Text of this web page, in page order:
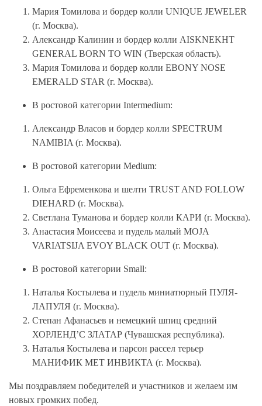
Мария Томилова и бордер колли UNIQUE JEWELER
(г. Москва).
Александр Калинин и бордер колли AISKNEKHT
GENERAL BORN TO WIN (Тверская область).
Мария Томилова и бордер колли EBONY NOSE
EMERALD STAR (г. Москва).
В ростовой категории Intermedium:
Александр Власов и бордер колли SPECTRUM
NAMIBIA (г. Москва).
В ростовой категории Medium:
Ольга Ефременкова и шелти TRUST AND FOLLOW
DIEHARD (г. Москва).
Светлана Туманова и бордер колли КАРИ (г. Москва).
Анастасия Моисеева и пудель малый MOJA
VARIATSIJA EVOY BLACK OUT (г. Москва).
В ростовой категории Small:
Наталья Костылева и пудель миниатюрный ПУЛЯ-
ЛАПУЛЯ (г. Москва).
Степан Афанасьев и немецкий шпиц средний
ХОРЛЕНД’С ЗЛАТАР (Чувашская республика).
Наталья Костылева и парсон рассел терьер
МАНИФИК МЕТ ИНВИКТА (г. Москва).
Мы поздравляем победителей и участников и желаем им
новых громких побед.